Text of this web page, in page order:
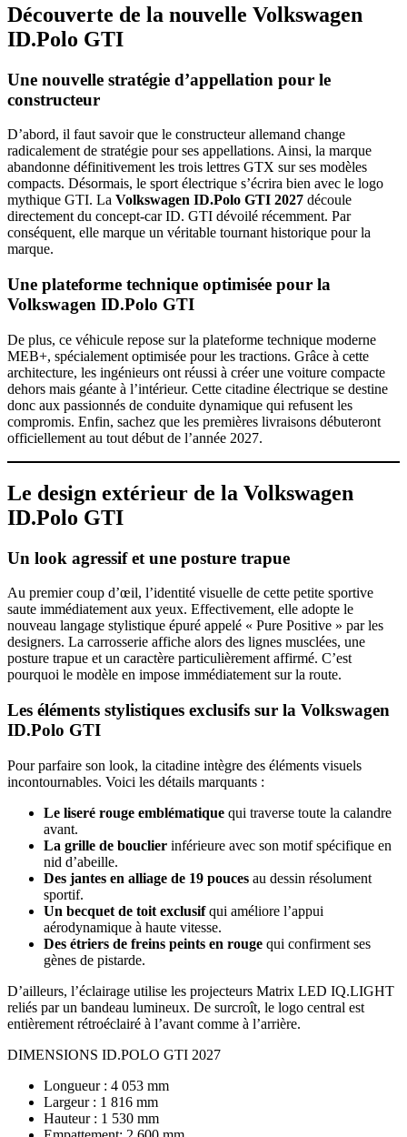
Découverte de la nouvelle Volkswagen
ID.Polo GTI
Une nouvelle stratégie d’appellation pour le
constructeur
D’abord, il faut savoir que le constructeur allemand change
radicalement de stratégie pour ses appellations. Ainsi, la marque
abandonne définitivement les trois lettres GTX sur ses modèles
compacts. Désormais, le sport électrique s’écrira bien avec le logo
mythique GTI. La Volkswagen ID.Polo GTI 2027 découle
directement du concept-car ID. GTI dévoilé récemment. Par
conséquent, elle marque un véritable tournant historique pour la
marque.
Une plateforme technique optimisée pour la
Volkswagen ID.Polo GTI
De plus, ce véhicule repose sur la plateforme technique moderne
MEB+, spécialement optimisée pour les tractions. Grâce à cette
architecture, les ingénieurs ont réussi à créer une voiture compacte
dehors mais géante à l’intérieur. Cette citadine électrique se destine
donc aux passionnés de conduite dynamique qui refusent les
compromis. Enfin, sachez que les premières livraisons débuteront
officiellement au tout début de l’année 2027.
Le design extérieur de la Volkswagen
ID.Polo GTI
Un look agressif et une posture trapue
Au premier coup d’œil, l’identité visuelle de cette petite sportive
saute immédiatement aux yeux. Effectivement, elle adopte le
nouveau langage stylistique épuré appelé « Pure Positive » par les
designers. La carrosserie affiche alors des lignes musclées, une
posture trapue et un caractère particulièrement affirmé. C’est
pourquoi le modèle en impose immédiatement sur la route.
Les éléments stylistiques exclusifs sur la Volkswagen
ID.Polo GTI
Pour parfaire son look, la citadine intègre des éléments visuels
incontournables. Voici les détails marquants :
Le liseré rouge emblématique qui traverse toute la calandre
avant.
La grille de bouclier inférieure avec son motif spécifique en
nid d’abeille.
Des jantes en alliage de 19 pouces au dessin résolument
sportif.
Un becquet de toit exclusifqui améliore l’appui
aérodynamique à haute vitesse.
Des étriers de freins peints en rouge qui confirment ses
gènes de pistarde.
D’ailleurs, l’éclairage utilise les projecteurs Matrix LED IQ.LIGHT
reliés par un bandeau lumineux. De surcroît, le logo central est
entièrement rétroéclairé à l’avant comme à l’arrière.
DIMENSIONS ID.POLO GTI 2027
Longueur : 4 053 mm
Largeur : 1 816 mm
Hauteur : 1 530 mm